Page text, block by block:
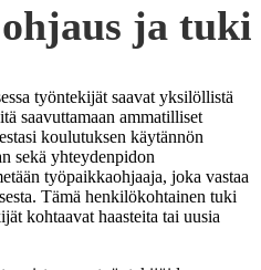
ja tuki
työntekijät saavat yksilöllistä
saavuttamaan ammatilliset
koulutuksen käytännön
sekä yhteydenpidon
työpaikkaohjaaja, joka vastaa
Tämä henkilökohtainen tuki
kohtaavat haasteita tai uusia